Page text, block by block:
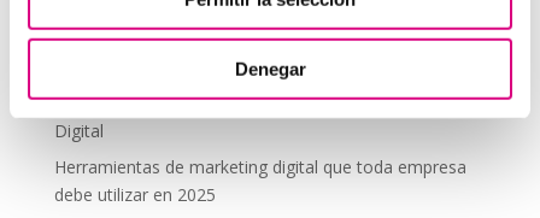
Denegar
Centralitas virtuales: una solución para la gestión de
Aplicaciones de Inteligencia Artificial para el Marketing
Digital
Herramientas de marketing digital que toda empresa
debe utilizar en 2025